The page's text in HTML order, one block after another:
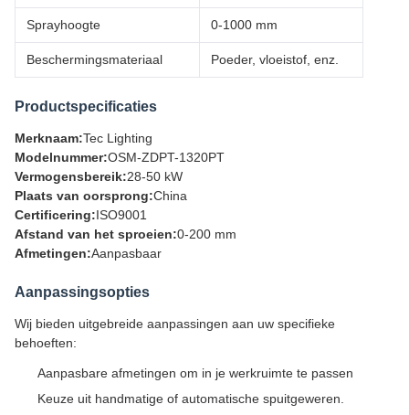
Sprayhoogte 0-1000 mm
Beschermingsmateriaal Poeder, vloeistof, enz.
Productspecificaties
Merknaam:Tec Lighting
Modelnummer:OSM-ZDPT-1320PT
Vermogensbereik:28-50 kW
Plaats van oorsprong:China
Certificering:ISO9001
Afstand van het sproeien:0-200 mm
Afmetingen:Aanpasbaar
Aanpassingsopties
Wij bieden uitgebreide aanpassingen aan uw specifieke
behoeften:
Aanpasbare afmetingen om in je werkruimte te passen
Keuze uit handmatige of automatische spuitgeweren.